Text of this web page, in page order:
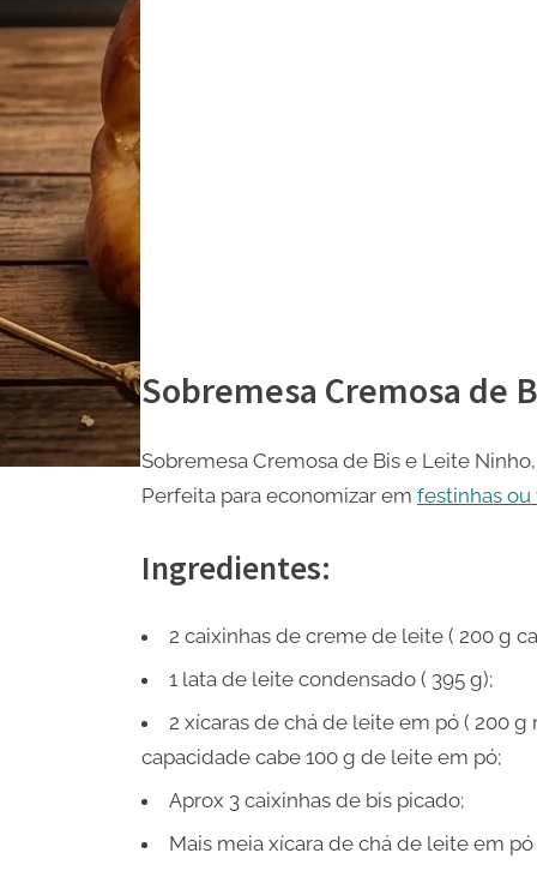
Sobremesa Cremosa de
Sobremesa Cremosa de Bis e Leite
Perfeita para economizar em festinhas ou
Ingredientes:
2 caixinhas de creme de leite ( 200 g
1 lata de leite condensado ( 395 g);
2 xícaras de chá de leite em pó ( 200
capacidade cabe 100 g de leite em pó;
Aprox 3 caixinhas de bis picado;
Mais meia xícara de chá de leite em